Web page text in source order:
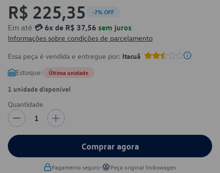
R$ 225,35 -7% OFF
Em até 💳 6x de R$ 37,56 sem juros
Informações sobre condições de parcelamento
Essa peça é vendida e entregue por: Itacuã
Estoque: Última unidade
1 unidade disponível
Quantidade
1
Comprar agora
Pagamento seguro• Peça original Volkswagen